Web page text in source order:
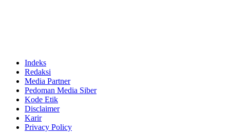
Indeks
Redaksi
Media Partner
Pedoman Media Siber
Kode Etik
Disclaimer
Karir
Privacy Policy